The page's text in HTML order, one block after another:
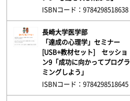
ISBNコード：9784298518638
長崎大学医学部
「達成の心理学」セミナー
[USB+教材セット] セッショ
ン9「成功に向かってプログラ
ミングしよう」
ISBNコード：9784298518645